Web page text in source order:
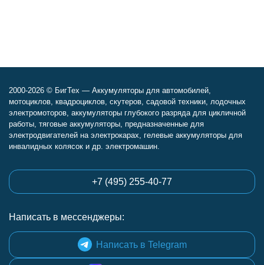
2000-2026 © БигТех — Аккумуляторы для автомобилей,
мотоциклов, квадроциклов, скутеров, садовой техники, лодочных
электромоторов, аккумуляторы глубокого разряда для цикличной
работы, тяговые аккумуляторы, предназначенные для
электродвигателей на электрокарах, гелевые аккумуляторы для
инвалидных колясок и др. электромашин.
+7 (495) 255-40-77
Написать в мессенджеры:
Написать в Telegram